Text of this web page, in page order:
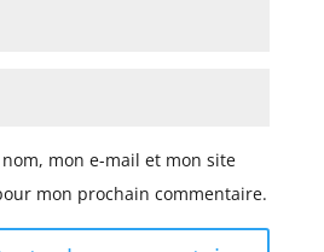
mon e-mail et mon site
mon prochain commentaire.